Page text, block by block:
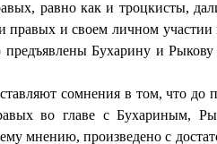
равно как и троцкисты,
правых и своем личном
предъявлены Бухарину и
сомнения в том, что до
во главе с Бухариным,
мнению, произ­ведено с